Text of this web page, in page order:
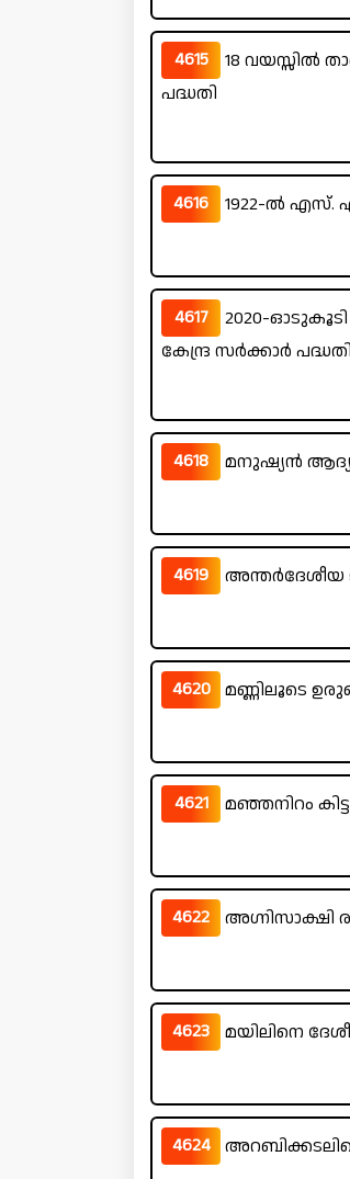
4615
18 വയസ്സിൽ
പദ്ധതി
4616 1922-ൽ എസ്.
4617
2020-ഓടുകൂടി
കേന്ദ്ര സർക്കാർ പദ്ധതി
4618 മനുഷ്യൻ
4619
4620 മണ്ണിലൂടെ
4621 മഞ്ഞനിറം
4622 അഗ്നിസാക്ഷി
4623 മയിലിനെ
4624